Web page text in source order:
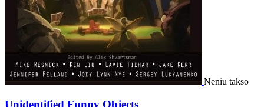
Neniu takso
Unidentified Funny Objects